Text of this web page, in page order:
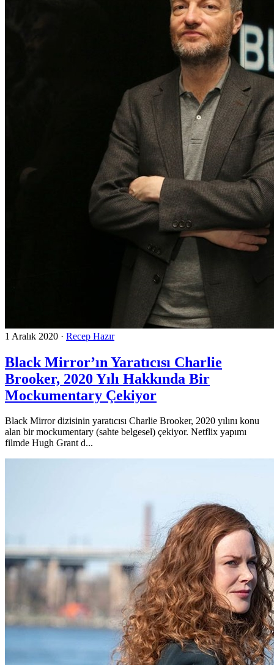
1 Aralık 2020 · Recep Hazır
Black Mirror’ın Yaratıcısı Charlie
Brooker, 2020 Yılı Hakkında Bir
Mockumentary Çekiyor
Black Mirror dizisinin yaratıcısı Charlie Brooker, 2020 yılını konu
alan bir mockumentary (sahte belgesel) çekiyor. Netflix yapımı
filmde Hugh Grant d...